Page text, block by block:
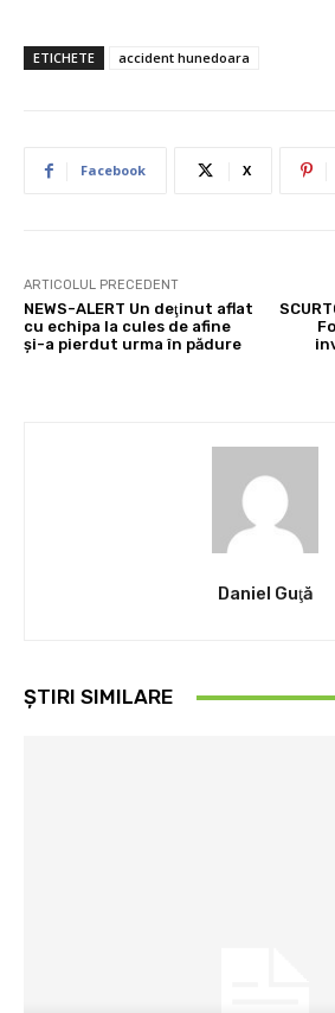
ETICHETE accident hunedoara
Facebook X
ARTICOLUL PRECEDENT
NEWS-ALERT Un deţinut aflat
cu echipa la cules de afine
şi-a pierdut urma în pădure
Daniel Guţă
ȘTIRI SIMILARE